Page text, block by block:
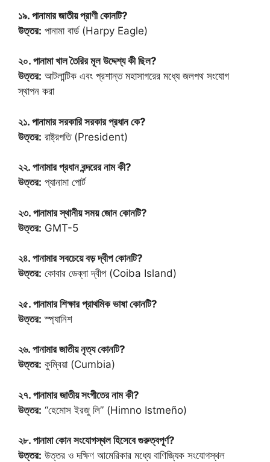
১৯. পানামার জাতীয় প্রাণী কোনটি?
উত্তর: পানামা বার্ড (Harpy Eagle)
২০. পানামা খাল তৈরির মূল উদ্দেশ্য কী ছিল?
উত্তর: আটলান্টিক এবং প্রশান্ত মহাসাগরের মধ্যে জলপথ সংযোগ
স্থাপন করা
২১. পানামার সরকারি সরকার প্রধান কে?
উত্তর: রাষ্ট্রপতি (President)
২২. পানামার প্রধান বন্দরের নাম কী?
উত্তর: প্যানামা পোর্ট
২৩. পানামার স্থানীয় সময় জোন কোনটি?
উত্তর: GMT-5
২৪. পানামার সবচেয়ে বড় দ্বীপ কোনটি?
উত্তর: কোবার ডেব্লা দ্বীপ (Coiba Island)
২৫. পানামার শিক্ষার প্রাথমিক ভাষা কোনটি?
উত্তর: স্প্যানিশ
২৬. পানামার জাতীয় নৃত্য কোনটি?
উত্তর: কুম্বিয়া (Cumbia)
২৭. পানামার জাতীয় সংগীতের নাম কী?
উত্তর: “হেমোস ইরজু লি” (Himno Istmeño)
২৮. পানামা কোন সংযোগস্থল হিসেবে গুরুত্বপূর্ণ?
উত্তর: উত্তর ও দক্ষিণ আমেরিকার মধ্যে বাণিজ্যিক সংযোগস্থল